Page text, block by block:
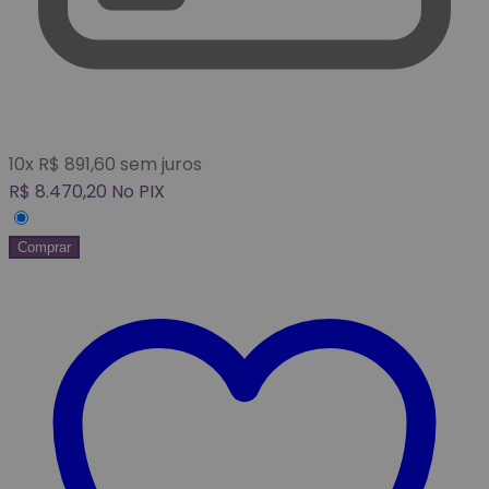
10x R$ 891,60 sem juros
R$ 8.470,20 No PIX
Comprar